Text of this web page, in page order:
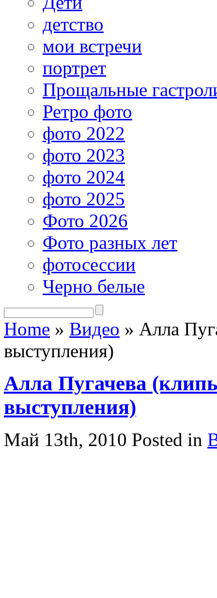
детство
мои встречи
портрет
Прощальные
Ретро фото
фото 2022
фото 2023
фото 2024
фото 2025
Фото 2026
Фото разных лет
фотосессии
Черно белые
Home » Видео » Алла
выступления)
Алла Пугачева
выступления)
Май 13th, 2010 Posted in